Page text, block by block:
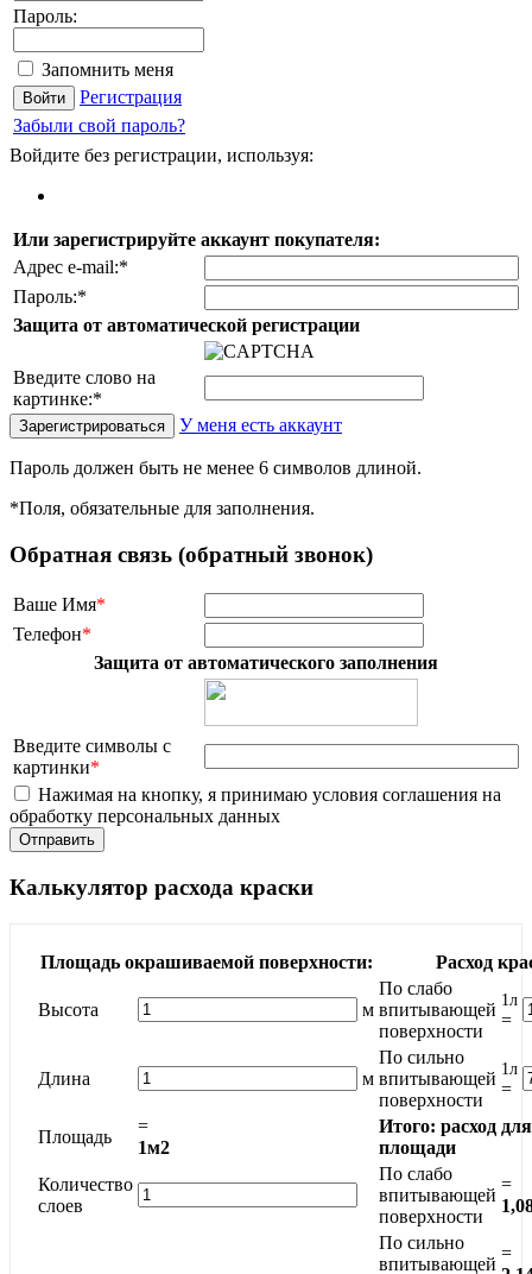
Пароль:
Запомнить меня
Регистрация
Забыли свой пароль?
Войдите без регистрации, используя:
Или зарегистрируйте аккаунт покупателя:
Адрес e-mail:*
Пароль:*
Защита от автоматической регистрации
Введите слово на
картинке:*
У меня есть аккаунт
Пароль должен быть не менее 6 символов длиной.
*Поля, обязательные для заполнения.
Обратная связь (обратный звонок)
Ваше Имя*
Телефон*
Защита от автоматического заполнения
Введите символы с
картинки*
Нажимая на кнопку, я принимаю условия соглашения на
обработку персональных данных
Калькулятор расхода краски
Площадь окрашиваемой поверхности: Расход
Высота м
По слабо
впитывающей
поверхности
1л
=
Длина м
По сильно
впитывающей
поверхности
1л
=
Площадь
=
1м2
Итого: расход
площади
Количество
слоев
По слабо
впитывающей
поверхности
=
По сильно
впитывающей
=